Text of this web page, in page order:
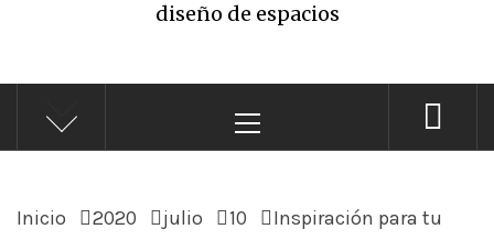
diseño de espacios
principal
Inicio 2020 julio 10
Inspiración para tu